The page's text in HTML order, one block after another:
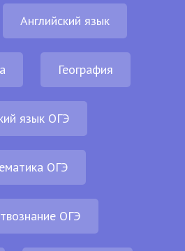
Английский язык
География
язык ОГЭ
ОГЭ
ОГЭ